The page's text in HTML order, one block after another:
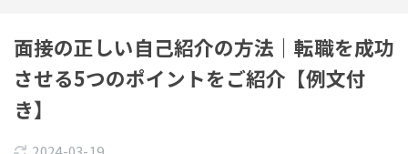
面接の正しい自己紹介の方法｜転職を成功
させる5つのポイントをご紹介【例文付
き】